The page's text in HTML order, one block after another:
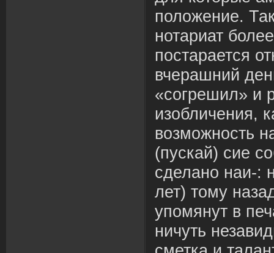
положение.
нотариат
постарается
вчерашний
«согрешил» и
изобличения,
возможность
(пускай) сие
сделано наи-:
лет) тому
упомянут в
ничуть